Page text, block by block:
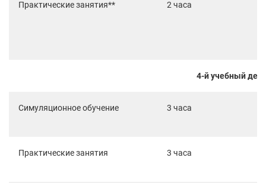
Практические занятия** 2 часа
4-й учебный
Симуляционное обучение 3 часа
Практические занятия 3 часа